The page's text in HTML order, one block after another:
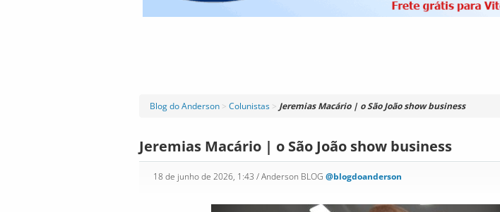
Blog do Anderson > Colunistas > Jeremias Macário | o São João show business
Jeremias Macário | o São João show business
18 de junho de 2026, 1:43 / Anderson BLOG @blogdoanderson